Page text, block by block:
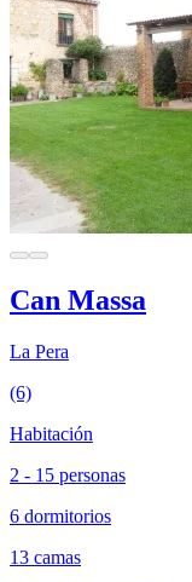
Can Massa
La Pera
(6)
Habitación
2 - 15 personas
6 dormitorios
13 camas